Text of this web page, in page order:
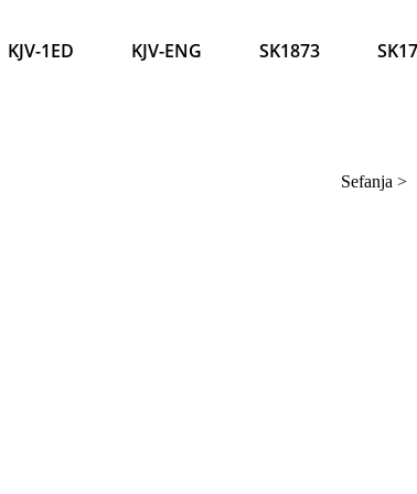
KJV-1ED KJV-ENG SK1873
Sefanja >